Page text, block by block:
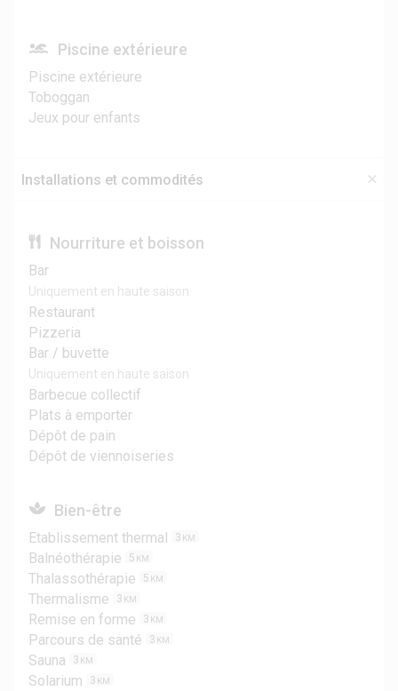
Piscine extérieure
Piscine extérieure
Toboggan
Jeux pour enfants
Installations et commodités
Nourriture et boisson
Bar
Uniquement en haute saison
Restaurant
Pizzeria
Bar / buvette
Uniquement en haute saison
Barbecue collectif
Plats à emporter
Dépôt de pain
Dépôt de viennoiseries
Bien-être
Etablissement thermal 3 KM
Balnéothérapie 5 KM
Thalassothérapie 5 KM
Thermalisme 3 KM
Remise en forme 3 KM
Parcours de santé 3 KM
Sauna 3 KM
Solarium 3 KM